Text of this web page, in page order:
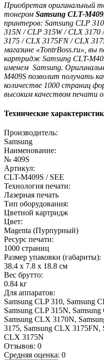
Приобретая оригинальный
тонером Samsung CLT-
принтеров: Samsung CLP
315N / CLP 315W / CLX
3175 / CLX 3175FN / CLX
магазине «TontrBoss.ru», вы
картридж Samsung CLT-
именем Samsung.
M409S позволит получать
количестве 1000 страниц
высоким качеством печати
Технические
Производитель:
Samsung
Наименование:
№ 409S
Артикул:
CLT-M409S / SEE
Технология печати:
Лазерная печать
Тип оборудования:
Цветной картридж
Цвет:
Magenta (Пурпурный)
Ресурс печати:
1000 страниц
Размер упаковки (габариты):
38.4 x 7.8 x 18.8 см
Вес брутто:
0.84 кг
Для аппаратов:
Samsung CLP 310, Samsung
Samsung CLP 315N,
Samsung CLX 3170N,
3175, Samsung CLX 3175FN,
CLX 3175N
Отзывов: 0
Средняя оценка: 0